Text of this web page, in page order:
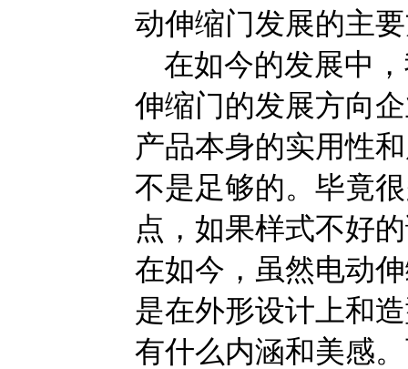
动伸缩门发展的主
在如今的发展中
伸缩门的发展方向
产品本身的实用性
不是足够的。毕竟
点，如果样式不好
在如今，虽然电动
是在外形设计上和
有什么内涵和美感